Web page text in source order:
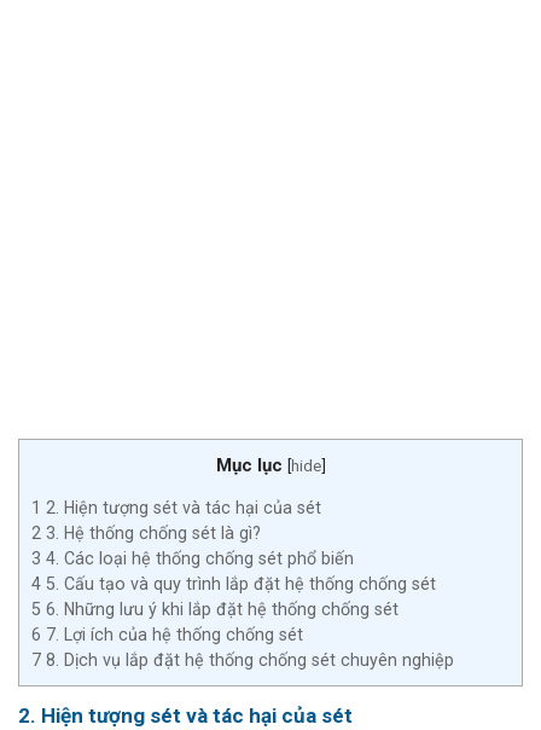
Mục lục [hide]
1 2. Hiện tượng sét và tác hại của sét
2 3. Hệ thống chống sét là gì?
3 4. Các loại hệ thống chống sét phổ biến
4 5. Cấu tạo và quy trình lắp đặt hệ thống chống sét
5 6. Những lưu ý khi lắp đặt hệ thống chống sét
6 7. Lợi ích của hệ thống chống sét
7 8. Dịch vụ lắp đặt hệ thống chống sét chuyên nghiệp
2. Hiện tượng sét và tác hại của sét